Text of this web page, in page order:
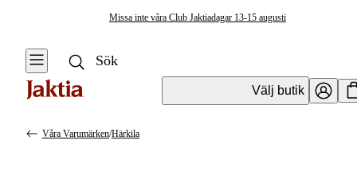
Missa inte våra Club Jaktiadagar 13-15 augusti
Välj butik
Våra Varumärken/Härkila